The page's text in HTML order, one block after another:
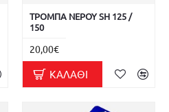
ΤΡΟΜΠΑ ΝΕΡΟΥ SH 125 /
150
20,00€
ΚΑΛΆΘΙ